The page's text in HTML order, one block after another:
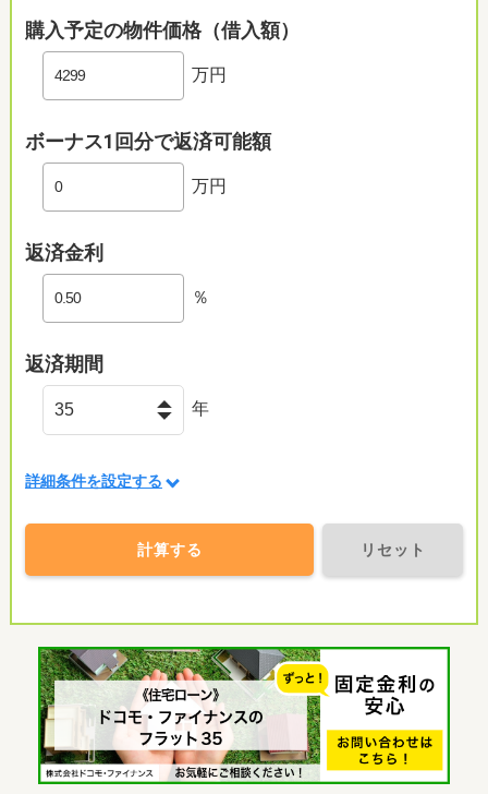
購入予定の物件価格（借入額）
万円
ボーナス1回分で返済可能額
万円
返済金利
％
返済期間
年
詳細条件を設定する
計算する リセット